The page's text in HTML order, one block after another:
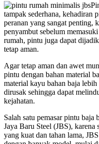
tampak sederhana, kehadiran
peranan yang sangat penting,
penyambut sebelum
rumah, pintu juga dapat
tetap aman.
Agar tetap aman dan awet
pintu dengan bahan material
material kayu bahan baja
dirusak sehingga dapat
kejahatan.
Salah satu pemasar pintu
Jaya Baru Steel (JBS),
yang kuat dan tahan lama,